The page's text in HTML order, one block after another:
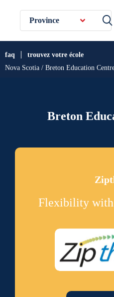
Province
Nova Scotia / Breton Education
faq trouvez votre école
Breton
Flexibility with